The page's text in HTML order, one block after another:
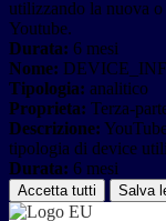
utilizzando la nuova
Youtube.
Durata: 6 mesi
Nome:
Tipologia: analitico
Proprieta: Terza-
Descrizione:
tipologia di device
Durata: 6 mesi
Accetta tutti Salva